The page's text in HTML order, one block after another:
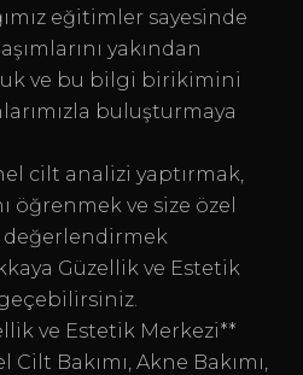
eğitimler sayesinde
yakından
ve bu bilgi birikimini
buluşturmaya
cilt analizi yaptırmak,
öğrenmek ve size özel
değerlendirmek
Güzellik ve Estetik
ve Estetik Merkezi**
Bakımı, Akne Bakımı,